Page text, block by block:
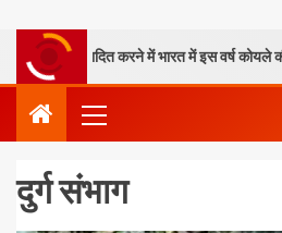
करने में भारत में इस वर्ष कोयले की कमी हो जाएगी
दुर्ग संभाग